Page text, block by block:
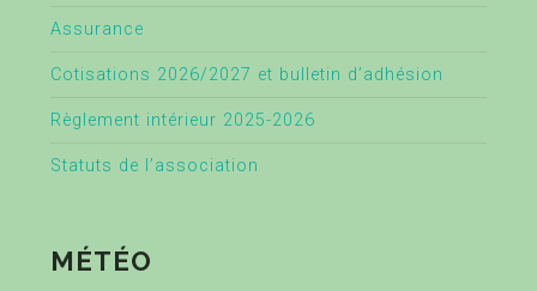
Assurance
Cotisations 2026/2027 et bulletin d’adhésion
Règlement intérieur 2025-2026
Statuts de l’association
MÉTÉO